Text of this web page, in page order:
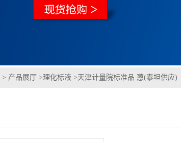
> 产品展厅 >理化标液 >天津计量院标准品 蒽(泰坦供应)